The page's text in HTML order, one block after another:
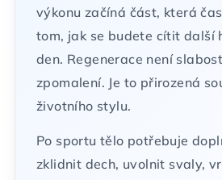
výkonu začíná část, která
tom, jak se budete cítit další
den. Regenerace není
zpomalení. Je to přirozená
životního stylu.
Po sportu tělo potřebuje
zklidnit dech, uvolnit svaly,